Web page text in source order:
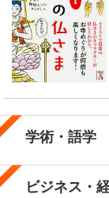
学術・語学
ビジネス・